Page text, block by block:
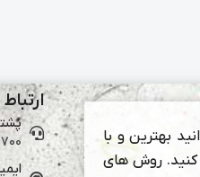
بهترین و با
کنید. روش های
ارتباط